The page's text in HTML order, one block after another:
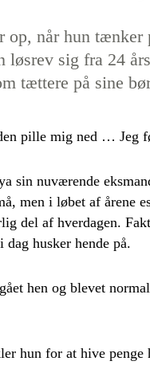
op, når hun
løsrev sig fra 24
tættere på sine
pille mig ned … Jeg
sin nuværende
men i løbet af årene
del af hverdagen.
dag husker hende på.
hen og blevet
hun for at hive